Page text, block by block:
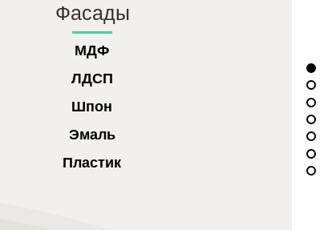
Фасады
МДФ
ЛДСП
Шпон
Эмаль
Пластик